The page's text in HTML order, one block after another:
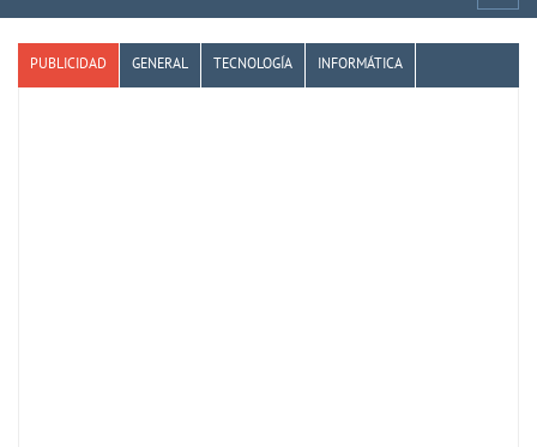
PUBLICIDAD GENERAL TECNOLOGÍA INFORMÁTICA